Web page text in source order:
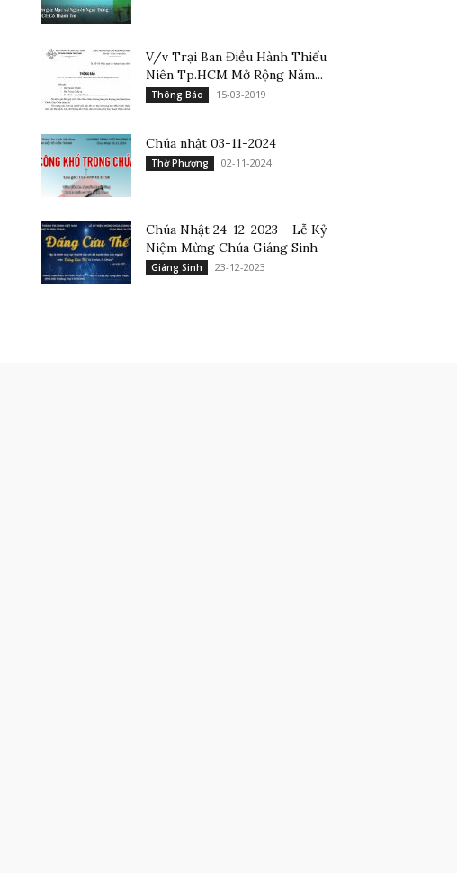
V/v Trại Ban Điều Hành Thiếu
Niên Tp.HCM Mở Rộng Năm...
Thông Báo 15-03-2019
Chúa nhật 03-11-2024
Thờ Phượng 02-11-2024
Chúa Nhật 24-12-2023 – Lễ Kỷ
Niệm Mừng Chúa Giáng Sinh
Giáng Sinh 23-12-2023